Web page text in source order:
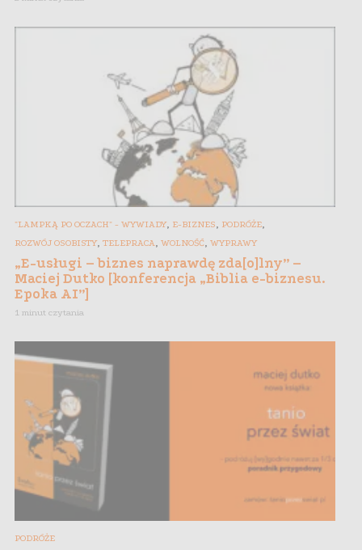
"LAMPKĄ PO OCZACH" - WYWIADY, E-BIZNES PODRÓŻE
ROZWÓJ OSOBISTY, TELEPRACA WOLNOŚĆ WYPRAWY
„E-usługi – biznes naprawdę zda[o]lny” –
Maciej Dutko [konferencja „Biblia e-biznesu.
Epoka AI”]
1 minut czytania
PODRÓŻE